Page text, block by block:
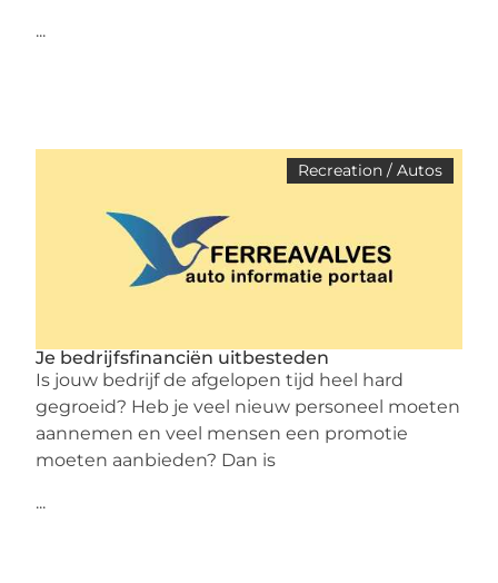
...
Recreation / Autos
Je bedrijfsfinanciën uitbesteden
Is jouw bedrijf de afgelopen tijd heel hard
gegroeid? Heb je veel nieuw personeel moeten
aannemen en veel mensen een promotie
moeten aanbieden? Dan is
...